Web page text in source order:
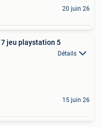
20 juin 26
jeu playstation 5
Détails
15 juin 26